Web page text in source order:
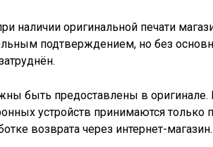
наличии оригинальной печати
подтверждением, но без
быть предоставлены в оригинале.
устройств принимаются только
возврата через интернет-магазин.